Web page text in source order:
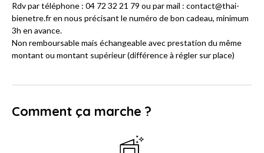
Rdv par téléphone : 04 72 32 21 79 ou par mail : contact@thai-
bienetre.fr en nous précisant le numéro de bon cadeau, minimum
3h en avance.
Non remboursable mais échangeable avec prestation du même
montant ou montant supérieur (différence à régler sur place)
Comment ça marche ?